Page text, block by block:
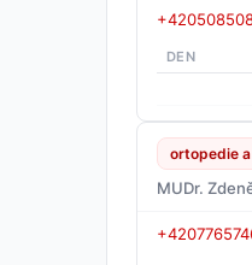
DEN
ortopedie
MUDr.